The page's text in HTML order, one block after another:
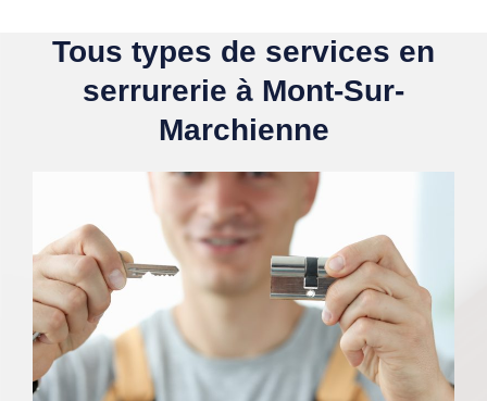
Tous types de services en
serrurerie à Mont-Sur-
Marchienne